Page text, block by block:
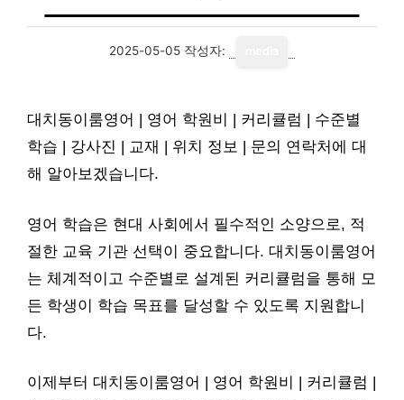
2025-05-05 작성자:
대치동이룸영어 | 영어 학원비 | 커리큘럼 | 수준별
학습 | 강사진 | 교재 | 위치 정보 | 문의 연락처에 대
해 알아보겠습니다.
영어 학습은 현대 사회에서 필수적인 소양으로, 적
절한 교육 기관 선택이 중요합니다. 대치동이룸영어
는 체계적이고 수준별로 설계된 커리큘럼을 통해 모
든 학생이 학습 목표를 달성할 수 있도록 지원합니
다.
이제부터 대치동이룸영어 | 영어 학원비 | 커리큘럼 |